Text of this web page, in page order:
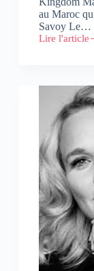
au Maroc
Savoy Le…
Lire l'article
« Marketing
Unilever
Google
à
Marrakech